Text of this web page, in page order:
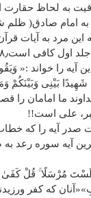
فوقیت به لحاظ
به امام صادق(
این مرد به آیات
آیه را خواند :«
شَهِیدًا بَیْنِی وَبَیْنَکُمْ
ما امامان را
علی است!!
صدر آیه را که
آیه سوره رعد
لَسْتَ مُرْسَلًاۚ قُلْ کَفَىٰ
»«آنان که کفر